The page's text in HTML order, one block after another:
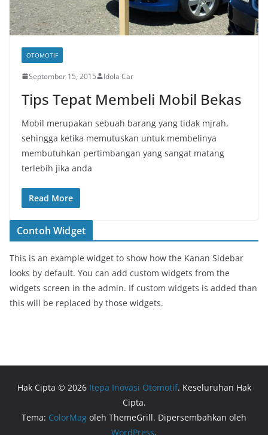
OTOMOTIF
September 15, 2015 Idola Car
Tips Tepat Membeli Mobil Bekas
Mobil merupakan sebuah barang yang tidak mjrah,
sehingga ketika memutuskan untuk membelinya
membutuhkan pertimbangan yang sangat matang
terlebih jika anda
Read More
Contoh Widget
This is an example widget to show how the Kanan Sidebar
looks by default. You can add custom widgets from the
widgets screen in the admin. If custom widgets is added than
this will be replaced by those widgets.
Hak Cipta © 2026 Itepa Inovasi Otomotif. Keseluruhan Hak
Cipta.
Tema: ColorMag oleh ThemeGrill. Dipersembahkan oleh
WordPress.